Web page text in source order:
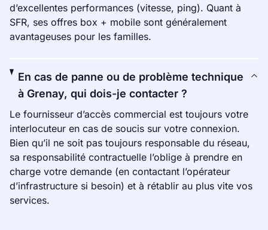
d’excellentes performances (vitesse, ping). Quant à
SFR, ses offres box + mobile sont généralement
avantageuses pour les familles.
En cas de panne ou de problème technique
à Grenay, qui dois-je contacter ?
Le fournisseur d’accès commercial est toujours votre
interlocuteur en cas de soucis sur votre connexion.
Bien qu’il ne soit pas toujours responsable du réseau,
sa responsabilité contractuelle l’oblige à prendre en
charge votre demande (en contactant l’opérateur
d’infrastructure si besoin) et à rétablir au plus vite vos
services.